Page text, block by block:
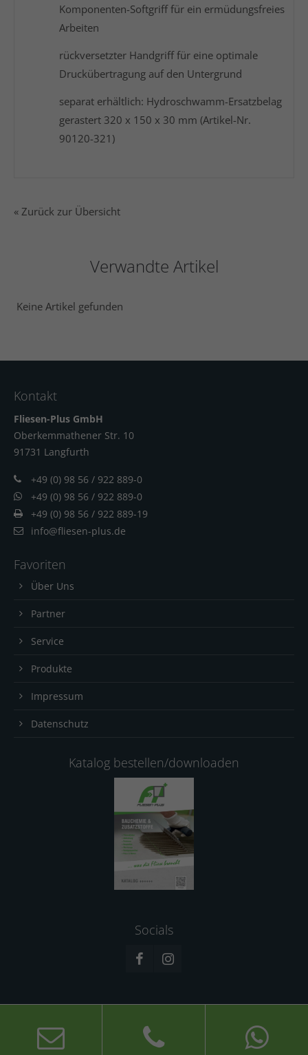
Komponenten-Softgriff für ein ermüdungsfreies
Arbeiten
rückversetzter Handgriff für eine optimale
Druckübertragung auf den Untergrund
separat erhältlich: Hydroschwamm-Ersatzbelag
gerastert 320 x 150 x 30 mm (Artikel-Nr.
90120-321)
« Zurück zur Übersicht
Verwandte Artikel
Keine Artikel gefunden
Kontakt
Fliesen-Plus GmbH
Oberkemmathener Str. 10
91731 Langfurth
+49 (0) 98 56 / 922 889-0
+49 (0) 98 56 / 922 889-0
+49 (0) 98 56 / 922 889-19
info@fliesen-plus.de
Favoriten
Über Uns
Partner
Service
Produkte
Impressum
Datenschutz
Katalog bestellen/downloaden
Socials
© 2026 Fliesen-Plus GmbH